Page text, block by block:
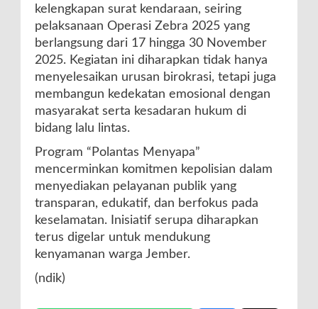
kelengkapan surat kendaraan, seiring
pelaksanaan Operasi Zebra 2025 yang
berlangsung dari 17 hingga 30 November
2025. Kegiatan ini diharapkan tidak hanya
menyelesaikan urusan birokrasi, tetapi juga
membangun kedekatan emosional dengan
masyarakat serta kesadaran hukum di
bidang lalu lintas.
Program “Polantas Menyapa”
mencerminkan komitmen kepolisian dalam
menyediakan pelayanan publik yang
transparan, edukatif, dan berfokus pada
keselamatan. Inisiatif serupa diharapkan
terus digelar untuk mendukung
kenyamanan warga Jember.
(ndik)